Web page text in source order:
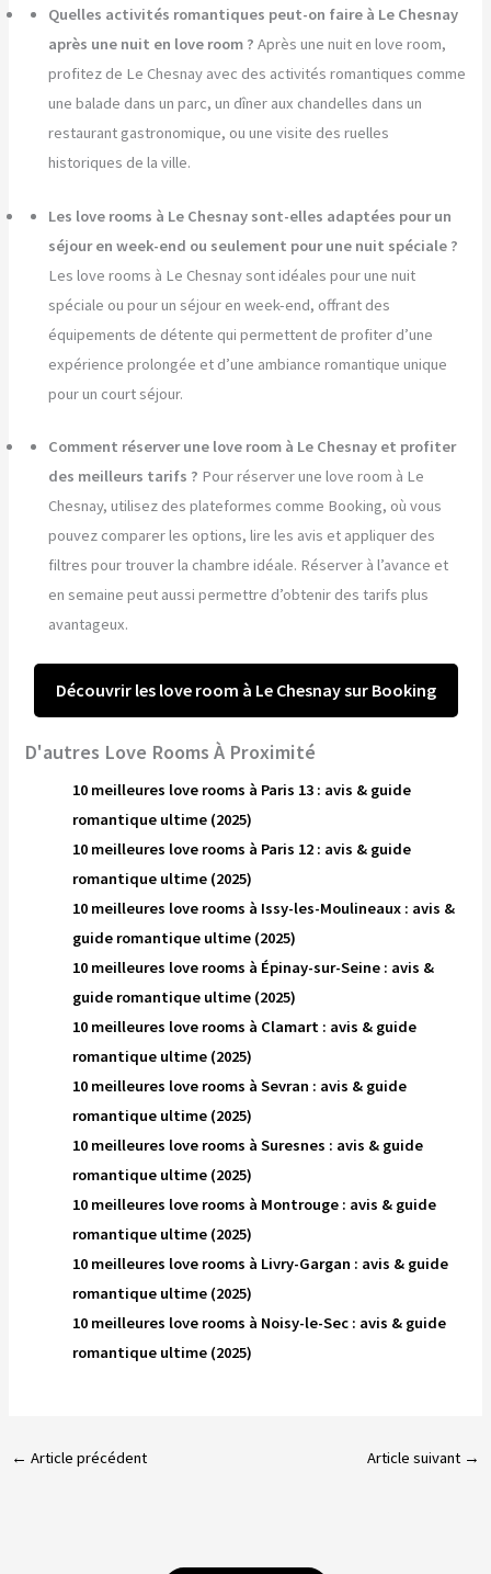
Quelles activités romantiques peut-on faire à Le Chesnay
après une nuit en love room ? Après une nuit en love room,
profitez de Le Chesnay avec des activités romantiques comme
une balade dans un parc, un dîner aux chandelles dans un
restaurant gastronomique, ou une visite des ruelles
historiques de la ville.
Les love rooms à Le Chesnay sont-elles adaptées pour un
séjour en week-end ou seulement pour une nuit spéciale ?
Les love rooms à Le Chesnay sont idéales pour une nuit
spéciale ou pour un séjour en week-end, offrant des
équipements de détente qui permettent de profiter d’une
expérience prolongée et d’une ambiance romantique unique
pour un court séjour.
Comment réserver une love room à Le Chesnay et profiter
des meilleurs tarifs ? Pour réserver une love room à Le
Chesnay, utilisez des plateformes comme Booking, où vous
pouvez comparer les options, lire les avis et appliquer des
filtres pour trouver la chambre idéale. Réserver à l’avance et
en semaine peut aussi permettre d’obtenir des tarifs plus
avantageux.
Découvrir les love room à Le Chesnay sur Booking
D'autres Love Rooms À Proximité
10 meilleures love rooms à Paris 13 : avis & guide
romantique ultime (2025)
10 meilleures love rooms à Paris 12 : avis & guide
romantique ultime (2025)
10 meilleures love rooms à Issy-les-Moulineaux : avis &
guide romantique ultime (2025)
10 meilleures love rooms à Épinay-sur-Seine : avis &
guide romantique ultime (2025)
10 meilleures love rooms à Clamart : avis & guide
romantique ultime (2025)
10 meilleures love rooms à Sevran : avis & guide
romantique ultime (2025)
10 meilleures love rooms à Suresnes : avis & guide
romantique ultime (2025)
10 meilleures love rooms à Montrouge : avis & guide
romantique ultime (2025)
10 meilleures love rooms à Livry-Gargan : avis & guide
romantique ultime (2025)
10 meilleures love rooms à Noisy-le-Sec : avis & guide
romantique ultime (2025)
← Article précédent Article suivant →